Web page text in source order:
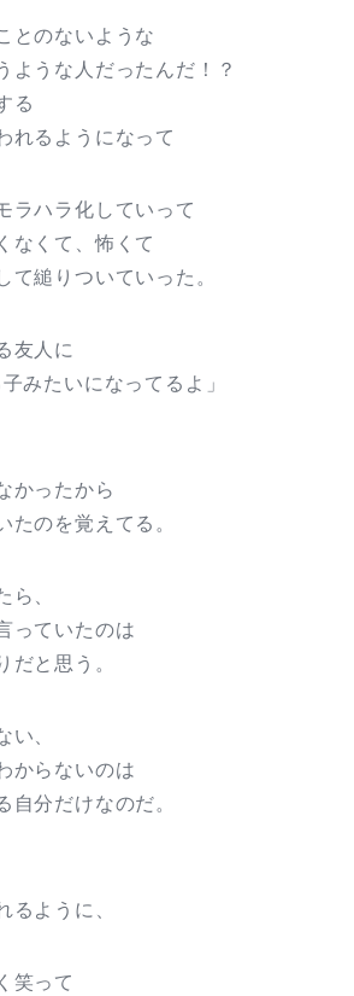
とのないような
ような人だったんだ！？
る
れるようになって
ラハラ化していって
なくて、怖くて
て縋りついていった。
友人に
みたいになってるよ」
かったから
たのを覚えてる。
ら、
っていたのは
だと思う。
い、
からないのは
自分だけなのだ。
るように、
笑って